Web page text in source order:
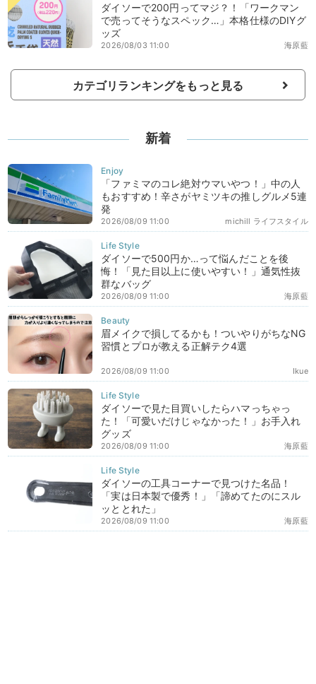
ダイソーで200円ってマジ？！「ワークマン
で売ってそうなスペック…」本格仕様のDIYグ
ッズ
海原藍
2026/08/03 11:00
カテゴリランキングをもっと見る
新着
「ファミマのコレ絶対ウマいやつ！」中の人
もおすすめ！辛さがヤミツキの推しグルメ5連
発
michill ライフスタイル
2026/08/09 11:00
ダイソーで500円か…って悩んだことを後
悔！「見た目以上に使いやすい！」通気性抜
群なバッグ
海原藍
2026/08/09 11:00
眉メイクで損してるかも！ついやりがちなNG
習慣とプロが教える正解テク4選
Ikue
2026/08/09 11:00
ダイソーで見た目買いしたらハマっちゃっ
た！「可愛いだけじゃなかった！」お手入れ
グッズ
海原藍
2026/08/09 11:00
ダイソーの工具コーナーで見つけた名品！
「実は日本製で優秀！」「諦めてたのにスル
ッととれた」
海原藍
2026/08/09 11:00